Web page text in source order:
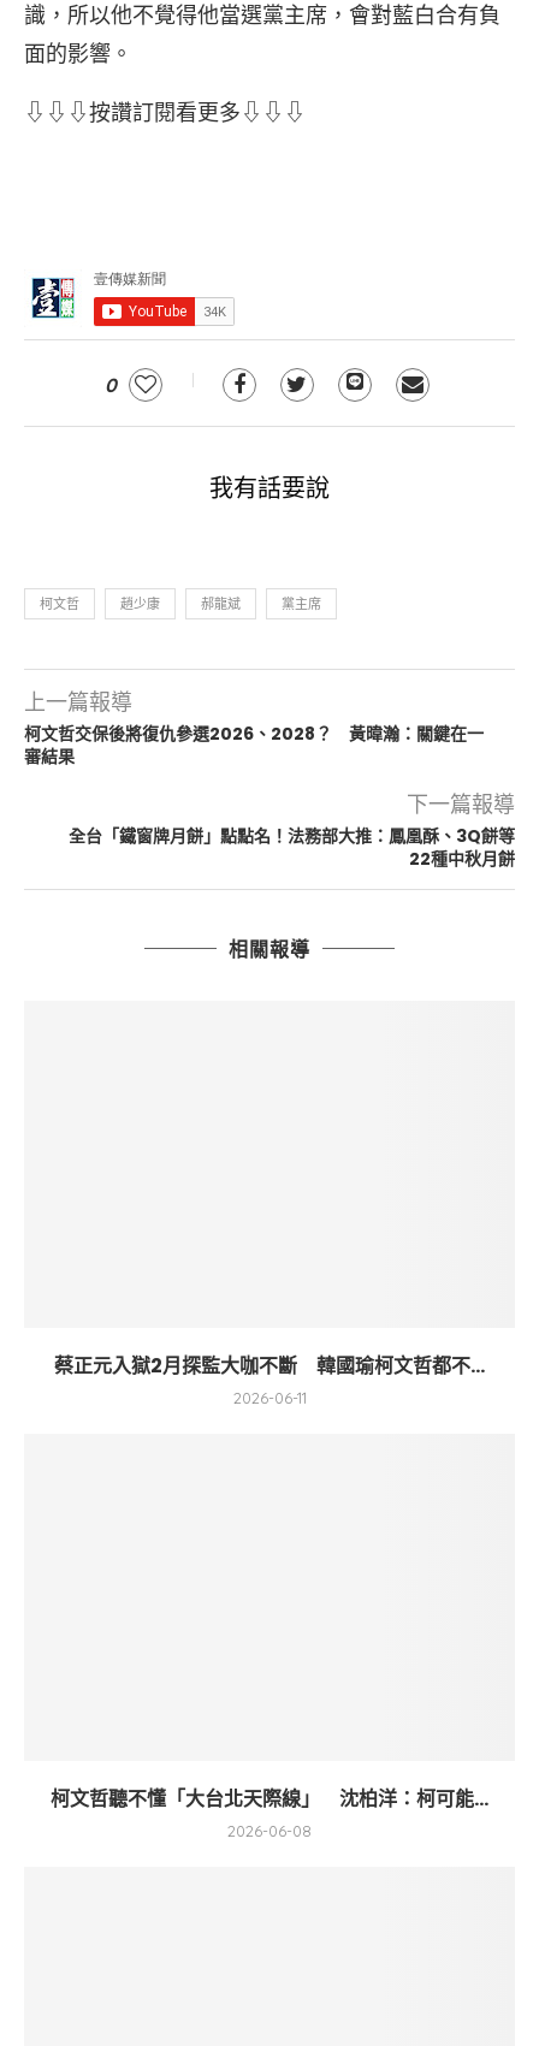
識，所以他不覺得他當選黨主席，會對藍白合有負
面的影響。
⇩⇩⇩按讚訂閱看更多⇩⇩⇩
0
我有話要說
柯文哲 趙少康 郝龍斌 黨主席
上一篇報導
柯文哲交保後將復仇參選2026、2028？ 黃暐瀚：關鍵在一
審結果
下一篇報導
全台「鐵窗牌月餅」點點名！法務部大推：鳳凰酥、3Q餅等
22種中秋月餅
相關報導
蔡正元入獄2月探監大咖不斷 韓國瑜柯文哲都不...
2026-06-11
柯文哲聽不懂「大台北天際線」 沈柏洋：柯可能...
2026-06-08